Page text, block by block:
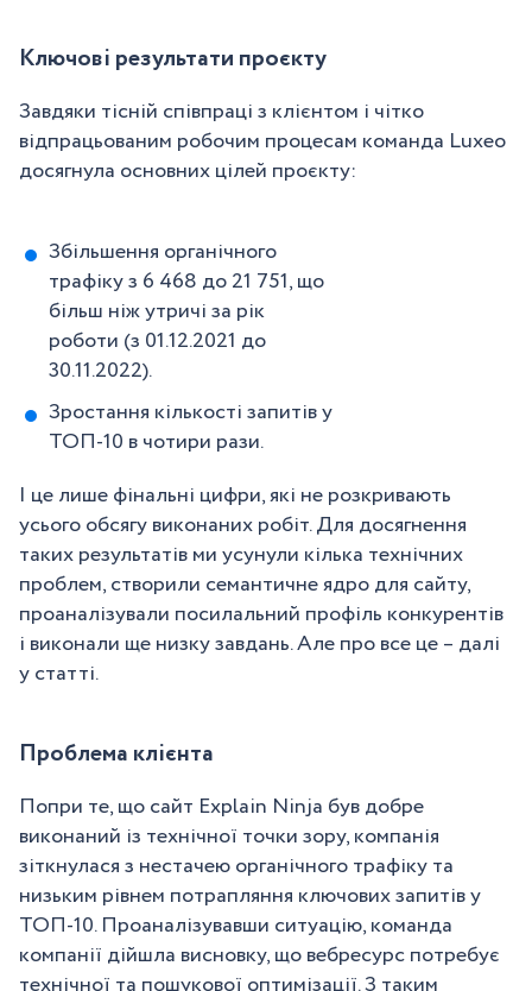
Ключові результати проєкту
Завдяки тісній співпраці з клієнтом і чітко
відпрацьованим робочим процесам команда Luxeo
досягнула основних цілей проєкту:
Збільшення органічного
трафіку з 6 468 до 21 751, що
більш ніж утричі за рік
роботи (з 01.12.2021 до
30.11.2022).
Зростання кількості запитів у
ТОП-10 в чотири рази.
І це лише фінальні цифри, які не розкривають
усього обсягу виконаних робіт. Для досягнення
таких результатів ми усунули кілька технічних
проблем, створили семантичне ядро для сайту,
проаналізували посилальний профіль конкурентів
і виконали ще низку завдань. Але про все це – далі
у статті.
Проблема клієнта
Попри те, що сайт Explain Ninja був добре
виконаний із технічної точки зору, компанія
зіткнулася з нестачею органічного трафіку та
низьким рівнем потрапляння ключових запитів у
ТОП-10. Проаналізувавши ситуацію, команда
компанії дійшла висновку, що вебресурс потребує